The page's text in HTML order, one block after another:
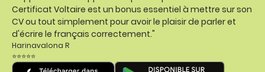
Certificat Voltaire est un bonus essentiel à mettre sur son
CV ou tout simplement pour avoir le plaisir de parler et
d'écrire le français correctement."
Harinavalona R
⭐⭐⭐⭐⭐